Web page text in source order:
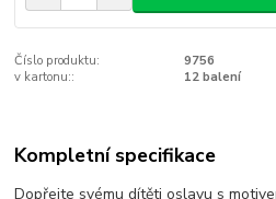
Číslo produktu:
9756
v kartonu::
12 balení
Kompletní specifikace
Dopřejte svému dítěti oslavu s